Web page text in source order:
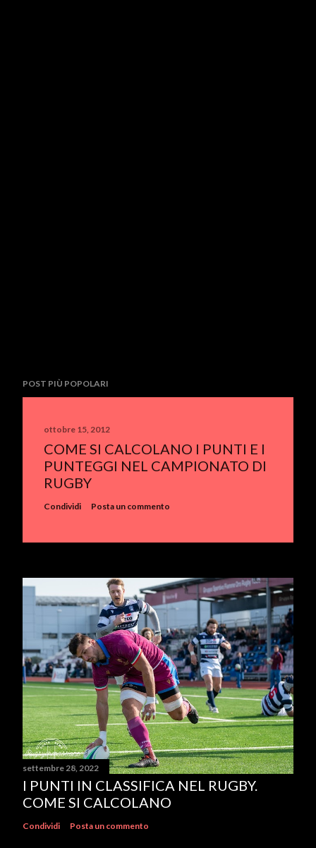
POST PIÙ POPOLARI
ottobre 15, 2012
COME SI CALCOLANO I PUNTI E I
PUNTEGGI NEL CAMPIONATO DI
RUGBY
Condividi Posta un commento
settembre 28, 2022
I PUNTI IN CLASSIFICA NEL RUGBY.
COME SI CALCOLANO
Condividi Posta un commento